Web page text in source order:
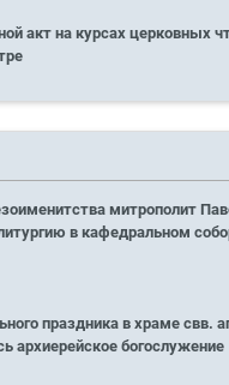
акт на курсах церковных
митрополит
в кафедральном
праздника в храме свв.
архиерейское богослужение